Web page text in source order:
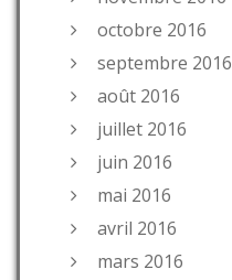
octobre 2016
septembre 2016
août 2016
juillet 2016
juin 2016
mai 2016
avril 2016
mars 2016